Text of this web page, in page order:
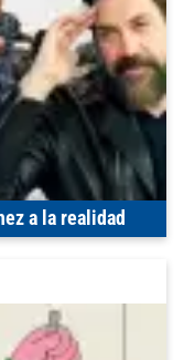
a la realidad